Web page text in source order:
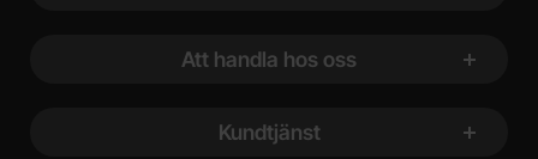
Att handla hos oss
Kundtjänst